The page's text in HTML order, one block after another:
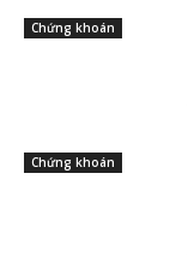
Chứng khoán
Chứng khoán